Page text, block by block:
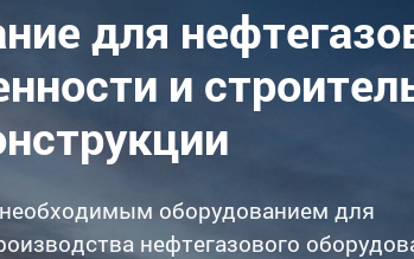
для
и
оборудованием для
нефтегазового